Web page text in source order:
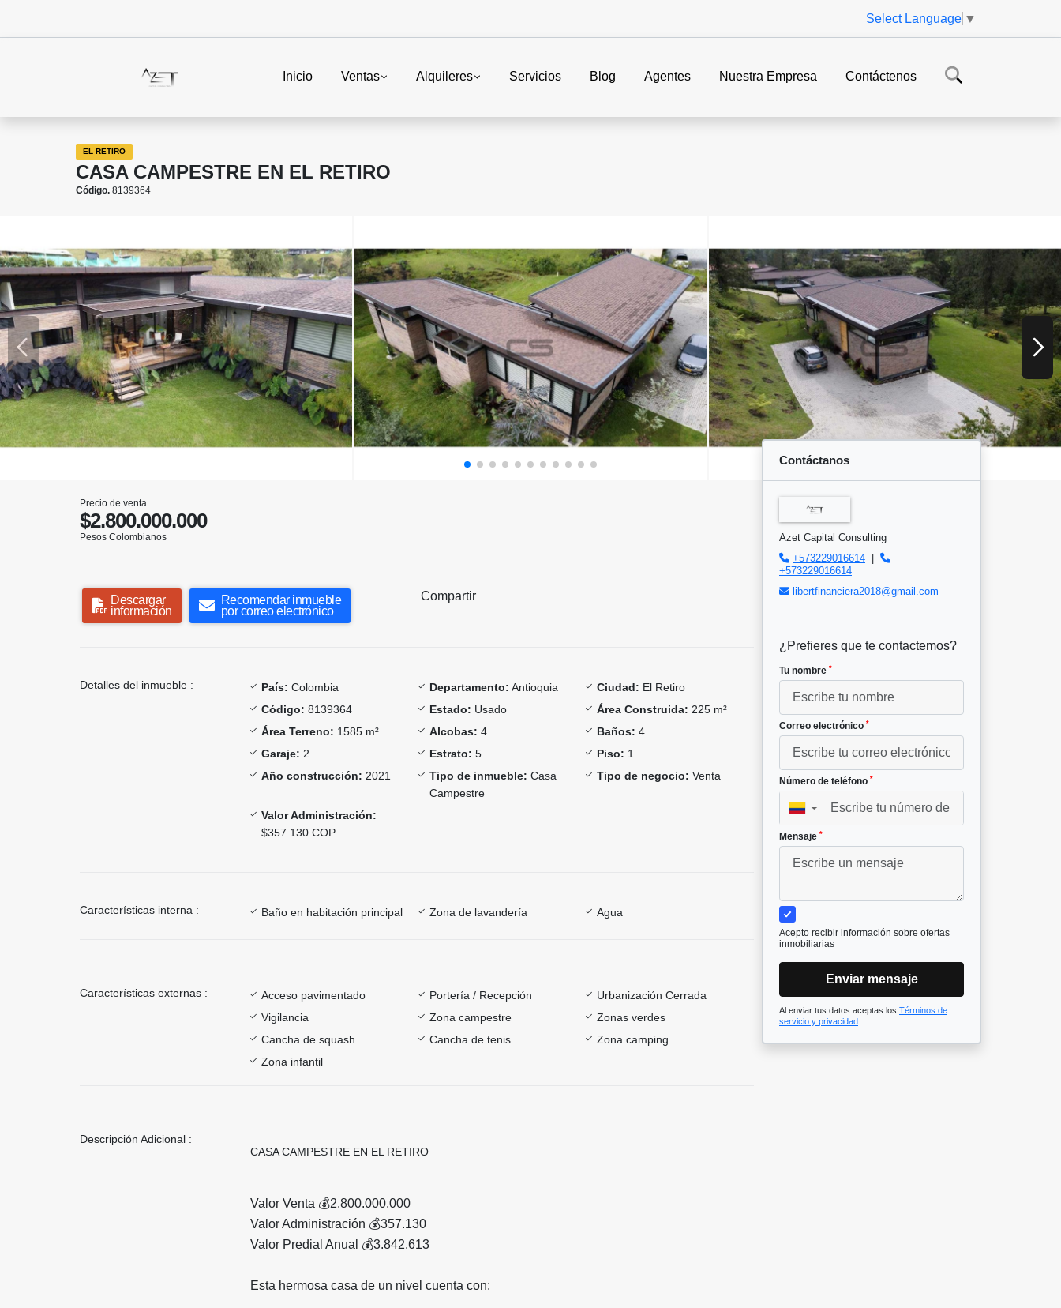
Select Language ▼
Inicio Ventas Alquileres Servicios Blog Agentes Nuestra Empresa Contáctenos
EL RETIRO
CASA CAMPESTRE EN EL RETIRO
Código. 8139364
Precio de venta
$2.800.000.000
Pesos Colombianos
Descargar
información
Recomendar inmueble
por correo electrónico
Compartir
Detalles del inmueble : País: Colombia Departamento: Antioquia Ciudad: El Retiro
Código: 8139364 Estado: Usado Área Construida: 225 m²
Área Terreno: 1585 m² Alcobas: 4 Baños: 4
Garaje: 2 Estrato: 5 Piso: 1
Año construcción: 2021 Tipo de inmueble: Casa
Campestre
Tipo de negocio: Venta
Valor Administración:
$357.130 COP
Características interna : Baño en habitación principal Zona de lavandería Agua
Características externas : Acceso pavimentado Portería / Recepción
Urbanización Cerrada
Vigilancia
Zona campestre
Zonas verdes
Cancha de squash
Cancha de tenis
Zona camping
Zona infantil
Descripción Adicional :
CASA CAMPESTRE EN EL RETIRO
Valor Venta 💰2.800.000.000
Valor Administración 💰357.130
Valor Predial Anual 💰3.842.613
Esta hermosa casa de un nivel cuenta con:
Contáctanos
Azet Capital Consulting
+573229016614
+573229016614
libertfinanciera2018@gmail.com
¿Prefieres que te contactemos?
Tu nombre *
Correo electrónico *
Número de teléfono *
▼
Mensaje *
Acepto recibir información sobre ofertas
inmobiliarias
Enviar mensaje
Al enviar tus datos aceptas los Términos de
servicio y privacidad